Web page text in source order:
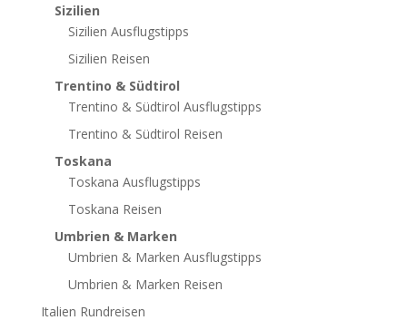
Sizilien
Sizilien Ausflugstipps
Sizilien Reisen
Trentino & Südtirol
Trentino & Südtirol Ausflugstipps
Trentino & Südtirol Reisen
Toskana
Toskana Ausflugstipps
Toskana Reisen
Umbrien & Marken
Umbrien & Marken Ausflugstipps
Umbrien & Marken Reisen
Italien Rundreisen